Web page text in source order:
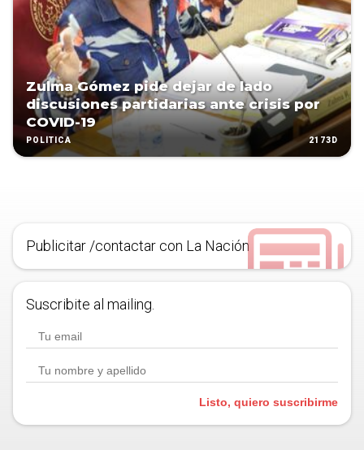
Zulma Gómez pide dejar de lado
discusiones partidarias ante crisis por
COVID-19
POLÍTICA 2173D
Publicitar /contactar con La Nación
Suscribite al mailing.
Listo, quiero suscribirme